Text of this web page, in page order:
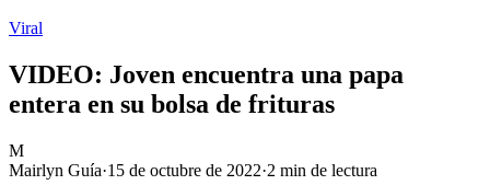
Viral
VIDEO: Joven encuentra una papa
entera en su bolsa de frituras
M
Mairlyn Guía·15 de octubre de 2022·2 min de lectura